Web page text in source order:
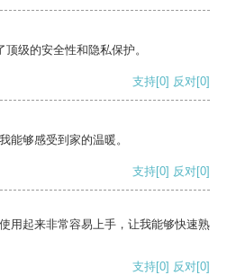
级的安全性和隐私保护。
支持[0] 反对[0]
能够感受到家的温暖。
支持[0] 反对[0]
用起来非常容易上手，让我能够快速熟
支持[0] 反对[0]